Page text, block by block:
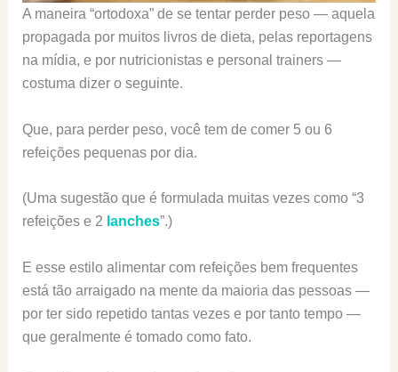
A maneira “ortodoxa” de se tentar perder peso — aquela
propagada por muitos livros de dieta, pelas reportagens
na mídia, e por nutricionistas e personal trainers —
costuma dizer o seguinte.
Que, para perder peso, você tem de comer 5 ou 6
refeições pequenas por dia.
(Uma sugestão que é formulada muitas vezes como “3
refeições e 2 lanches”.)
E esse estilo alimentar com refeições bem frequentes
está tão arraigado na mente da maioria das pessoas —
por ter sido repetido tantas vezes e por tanto tempo —
que geralmente é tomado como fato.